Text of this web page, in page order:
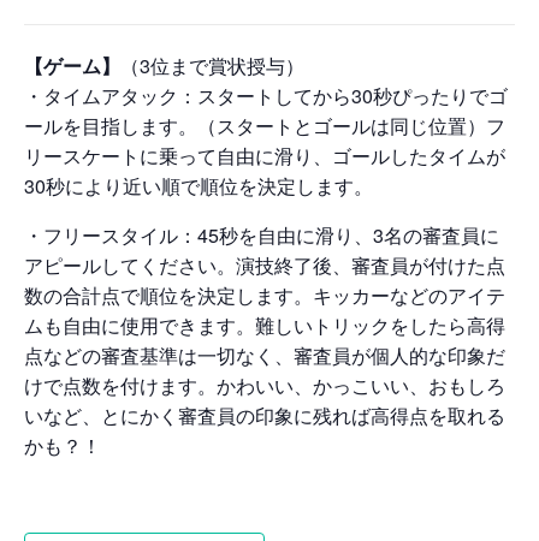
【ゲーム】
（3位まで賞状授与）
・タイムアタック：スタートしてから30秒ぴったりでゴ
ールを目指します。（スタートとゴールは同じ位置）フ
リースケートに乗って自由に滑り、ゴールしたタイムが
30秒により近い順で順位を決定します。
・フリースタイル：45秒を自由に滑り、3名の審査員に
アピールしてください。演技終了後、審査員が付けた点
数の合計点で順位を決定します。キッカーなどのアイテ
ムも自由に使用できます。難しいトリックをしたら高得
点などの審査基準は一切なく、審査員が個人的な印象だ
けで点数を付けます。かわいい、かっこいい、おもしろ
いなど、とにかく審査員の印象に残れば高得点を取れる
かも？！